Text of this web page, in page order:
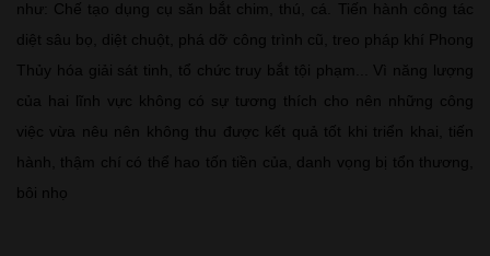
như: Chế tạo dụng cụ săn bắt chim, thú, cá. Tiến hành công tác
diệt sâu bọ, diệt chuột, phá dỡ công trình cũ, treo pháp khí Phong
Thủy hóa giải sát tinh, tổ chức truy bắt tội phạm... Vì năng lượng
của hai lĩnh vực không có sự tương thích cho nên những công
việc vừa nêu nên không thu được kết quả tốt khi triển khai, tiến
hành, thậm chí có thể hao tốn tiền của, danh vọng bị tổn thương,
bôi nhọ